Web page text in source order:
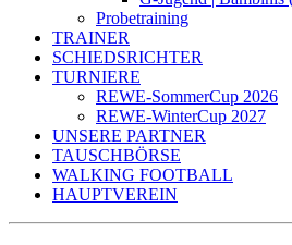
Probetraining
TRAINER
SCHIEDSRICHTER
TURNIERE
REWE-SommerCup 2026
REWE-WinterCup 2027
UNSERE PARTNER
TAUSCHBÖRSE
WALKING FOOTBALL
HAUPTVEREIN